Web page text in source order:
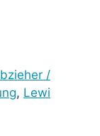
/
, Lewi